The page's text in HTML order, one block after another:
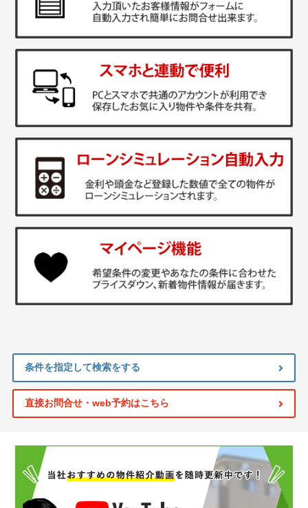
条件を指定して検索をする
直接お問合せ・web予約はこちら